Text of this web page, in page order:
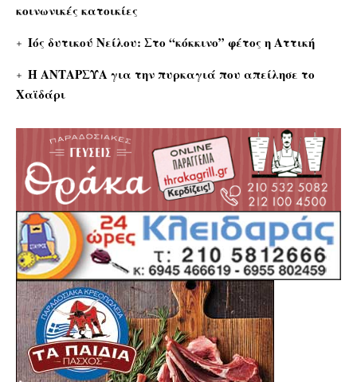
κοινωνικές κατοικίες
Ιός δυτικού Νείλου: Στο “κόκκινο” φέτος η Αττική
Η ΑΝΤΑΡΣΥΑ για την πυρκαγιά που απείλησε το
Χαϊδάρι